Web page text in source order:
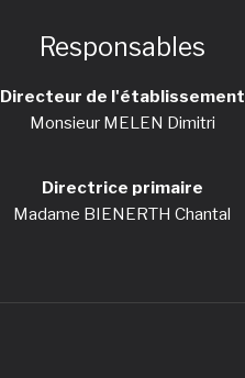
Responsables
Directeur de l'établissement
Monsieur MELEN Dimitri
Directrice primaire
Madame BIENERTH Chantal